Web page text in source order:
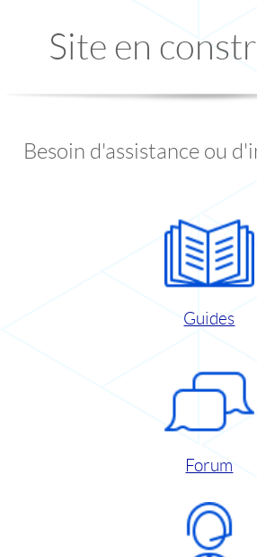
Site en
Besoin d'assistance ou
Guides
Forum